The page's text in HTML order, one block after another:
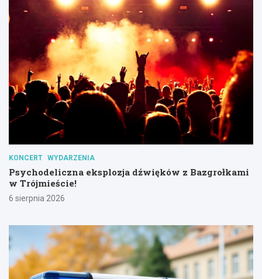
KONCERT WYDARZENIA
Psychodeliczna eksplozja dźwięków z Bazgrołkami
w Trójmieście!
6 sierpnia 2026